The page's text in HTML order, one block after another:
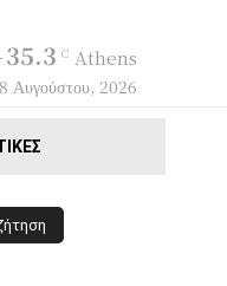
35.3 C Athens
Αυγούστου, 2026